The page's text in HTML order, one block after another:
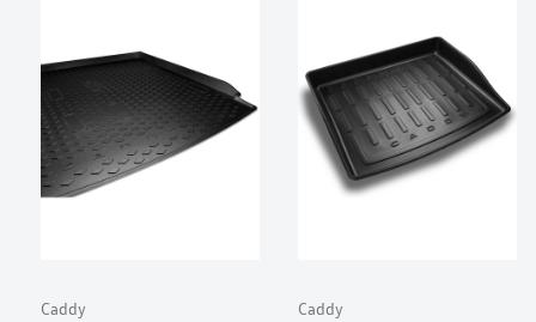
Caddy Caddy